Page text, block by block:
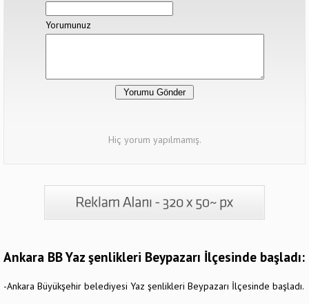
Yorumunuz
Hiç yorum yapılmamış.
Ankara BB Yaz şenlikleri Beypazarı İlçesinde başladı:
-Ankara Büyükşehir belediyesi Yaz şenlikleri Beypazarı İlçesinde başladı.